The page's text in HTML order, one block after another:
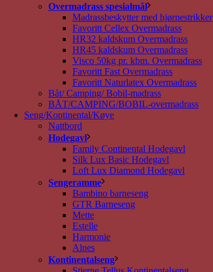
Overmadrass spesialmål
Madrassbeskytter med hjørnestrikker
Favoritt Cellex Overmadrass
HR32 kaldskum Overmadrass
HR45 kaldskum Overmadrass
Visco 50kg pr. kbm. Overmadrass
Favoritt Fast Overmadrass
Favoritt Naturlatex Overmadrass
Båt/ Camping/ Bobil-madrass
BÅT/CAMPING/BOBIL-overmadrass
Seng/Kontinental/Køye
Nattbord
Hodegavl
Family Continental Hodegavl
Silk Lux Basic Hodegavl
Loft Lux Diamond Hodegavl
Sengeramme
Bambino barneseng
GTR Barneseng
Mette
Estelle
Harmonie
Alnes
Kontinentalseng